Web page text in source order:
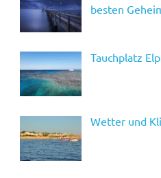
besten
Tauchplatz
Wetter und